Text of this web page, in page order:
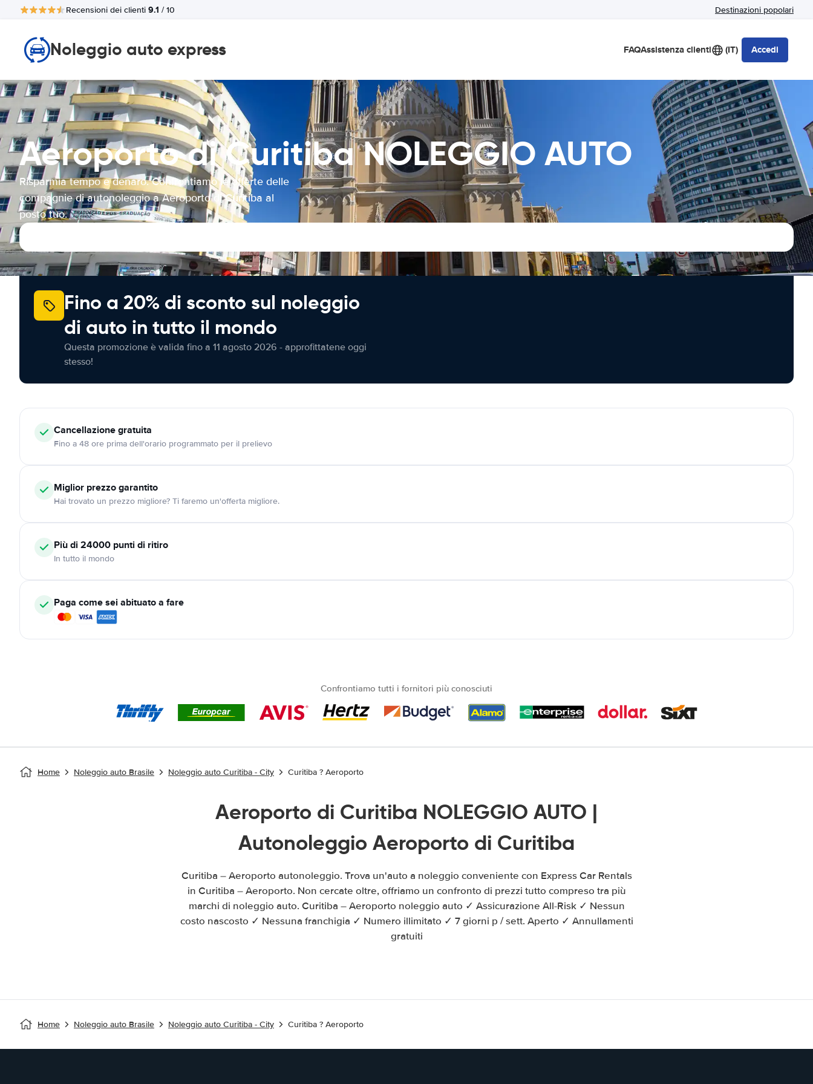
Recensioni dei clienti 9.1 / 10 Destinazioni popolari
Noleggio auto express FAQAssistenza clienti (IT) Accedi
Aeroporto di Curitiba NOLEGGIO AUTO
Risparmia tempo e denaro. Confrontiamo le offerte delle
compagnie di autonoleggio a Aeroporto di Curitiba al
posto tuo.
Fino a 20% di sconto sul noleggio
di auto in tutto il mondo
Questa promozione è valida fino a 11 agosto 2026 - approfittatene oggi
stesso!
Cancellazionegratuita
Fino a 48 ore prima dell'orario programmato per il prelievo
Miglior prezzo garantito
Hai trovato un prezzo migliore? Ti faremo un'offerta migliore.
Più di 24000 punti di ritiro
In tutto il mondo
Paga come sei abituato a fare
Confrontiamo tutti i fornitori più conosciuti
Home Noleggio auto Brasile Noleggio auto Curitiba - City Curitiba ? Aeroporto
Aeroporto di Curitiba NOLEGGIO AUTO |
Autonoleggio Aeroporto di Curitiba
Curitiba – Aeroporto autonoleggio. Trova un'auto a noleggio conveniente con Express Car Rentals
in Curitiba – Aeroporto. Non cercate oltre, offriamo un confronto di prezzi tutto compreso tra più
marchi di noleggio auto. Curitiba – Aeroporto noleggio auto ✓ Assicurazione All-Risk ✓ Nessun
costo nascosto ✓ Nessuna franchigia ✓ Numero illimitato ✓ 7 giorni p / sett. Aperto ✓ Annullamenti
gratuiti
Home Noleggio auto Brasile Noleggio auto Curitiba - City Curitiba ? Aeroporto